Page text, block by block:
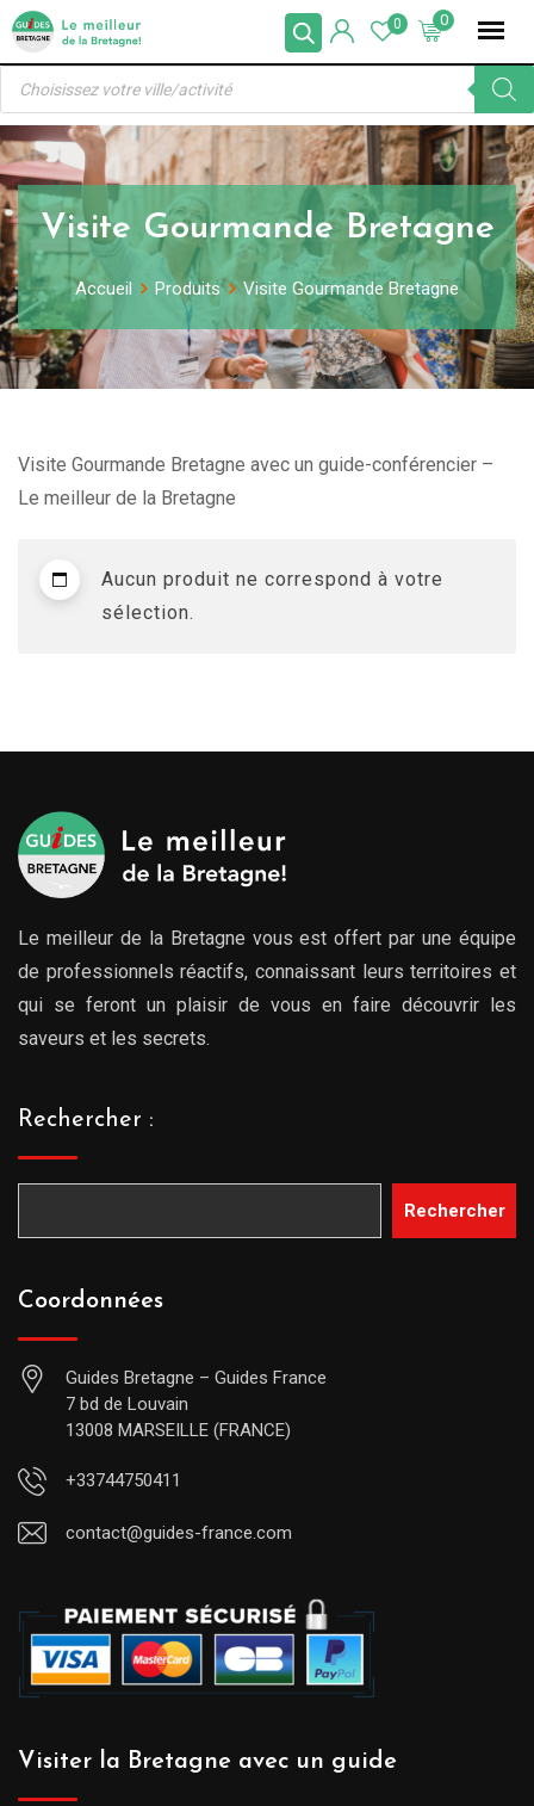
Skip
content
0
0
Recherche
produits
Visite Gourmande Bretagne
Accueil Produits Visite Gourmande Bretagne
Visite Gourmande Bretagne avec un guide-conférencier –
Le meilleur de la Bretagne
Aucun produit ne correspond à votre
sélection.
Le meilleur de la Bretagne vous est offert par une équipe
de professionnels réactifs, connaissant leurs territoires et
qui se feront un plaisir de vous en faire découvrir les
saveurs et les secrets.
Rechercher :
Rechercher
Coordonnées
Guides Bretagne – Guides France
7 bd de Louvain
13008 MARSEILLE (FRANCE)
+33744750411
contact@guides-france.com
Visiter la Bretagne avec un guide